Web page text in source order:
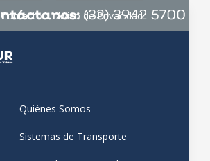
Contacto Aviso de Privacidad
Quiénes Somos
Sistemas de Transporte